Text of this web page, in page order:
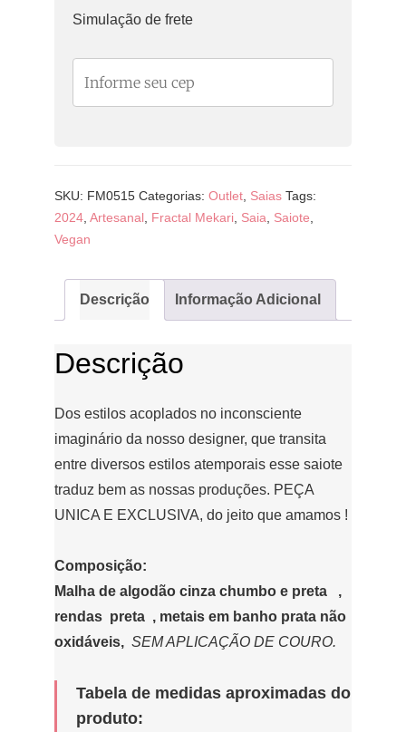
Simulação de frete
SKU: FM0515 Categorias: Outlet, Saias Tags:
2024, Artesanal, Fractal Mekari, Saia, Saiote,
Vegan
Descrição Informação Adicional
Descrição
Dos estilos acoplados no inconsciente
imaginário da nosso designer, que transita
entre diversos estilos atemporais esse saiote
traduz bem as nossas produções. PEÇA
UNICA E EXCLUSIVA, do jeito que amamos !
Composição:
Malha de algodão cinza chumbo e preta ,
rendas preta , metais em banho prata não
oxidáveis, SEM APLICAÇÃO DE COURO.
Tabela de medidas aproximadas do
produto: